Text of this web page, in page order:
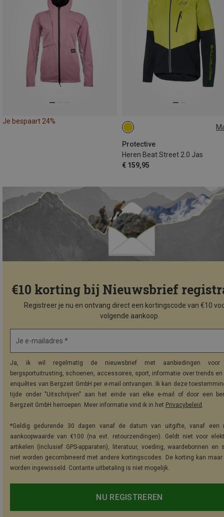
Je bespaart 24%
Protective
Heren Beat Street 2.0 Jas
€ 159,95
S
€10 korting bij Nieuwsbrief
Registreer je nu en ontvang direct een kortingscode van €10
volgende aankoop.
Je e-mailadres *
Ja, ik wil regelmatig de nieuwsbrief met aanbiedingen voor
bergsportuitrusting, schoenen, accessoires, sport, informatie over trends
enquêtes van Bergzeit GmbH per e-mail ontvangen. Ik kan deze
tijde onder "Uitschrijven" aan het einde van elke e-mail of door een
Bergzeit GmbH herroepen. Meer informatie vind ik in het Privacybeleid .
*Geldig gedurende 30 dagen vanaf de datum van uitgifte, vanaf een
aankoopwaarde van €100 (na evt. retourzendingen). Geldt niet voor
artikelen (inclusief GPS-apparaten), literatuur, voeding, waardebonnen en
niet worden gecombineerd met andere kortingscodes. De korting kan maar
worden ingewisseld. Contante uitbetaling is niet mogelijk.
NU REGISTREREN